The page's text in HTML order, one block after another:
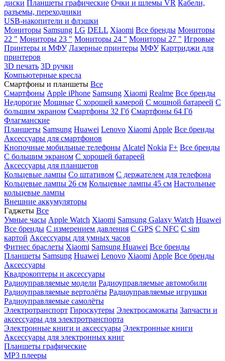
диски Планшеты графические Очки и шлемы VR Кабели,
разъемы, переходники
USB-накопители и флэшки
Мониторы Samsung LG DELL Xiaomi Все бренды Мониторы
22 " Мониторы 23 " Мониторы 24 " Мониторы 27 " Игровые
Принтеры и МФУ Лазерные принтеры МФУ Картриджи для
принтеров
3D печать 3D ручки
Компьютерные кресла
Смартфоны и планшеты Все
Смартфоны Apple iPhone Samsung Xiaomi Realme Все бренды
Недорогие Мощные С хорошей камерой С мощной батареей С
большим экраном Смартфоны 32 Гб Смартфоны 64 Гб
Флагманские
Планшеты Samsung Huawei Lenovo Xiaomi Apple Все бренды
Аксессуары для смартфонов
Кнопочные мобильные телефоны Alcatel Nokia F+ Все бренды
С большим экраном С хорошей батареей
Аксессуары для планшетов
Кольцевые лампы Со штативом C держателем для телефона
Кольцевые лампы 26 см Кольцевые лампы 45 см Настольные
кольцевые лампы
Внешние аккумуляторы
Гаджеты Все
Умные часы Apple Watch Xiaomi Samsung Galaxy Watch Huawei
Все бренды C измерением давления C GPS C NFC C sim
картой Аксессуары для умных часов
Фитнес браслеты Xiaomi Samsung Huawei Все бренды
Планшеты Samsung Huawei Lenovo Xiaomi Apple Все бренды
Аксессуары
Квадрокоптеры и аксессуары
Радиоуправляемые модели Радиоуправляемые автомобили
Радиоуправляемые вертолёты Радиоуправляемые игрушки
Радиоуправляемые самолёты
Электротранспорт Гироскутеры Электросамокаты Запчасти и
аксессуары для электротранспорта
Электронные книги и аксессуары Электронные книги
Аксессуары для электронных книг
Планшеты графические
MP3 плееры